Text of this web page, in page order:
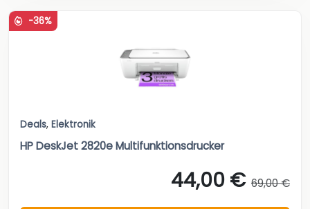
-36%
Deals, Elektronik
HP DeskJet 2820e Multifunktionsdrucker
44,00 € 69,00 €